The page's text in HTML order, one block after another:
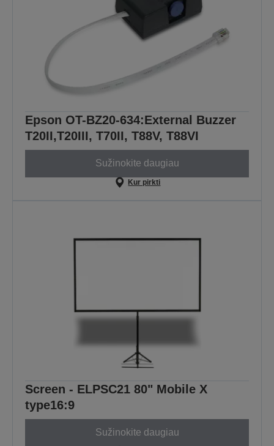
Epson OT-BZ20-634:External Buzzer
T20II,T20III, T70II, T88V, T88VI
Sužinokite daugiau
Kur pirkti
Screen - ELPSC21 80" Mobile X
type16:9
Sužinokite daugiau